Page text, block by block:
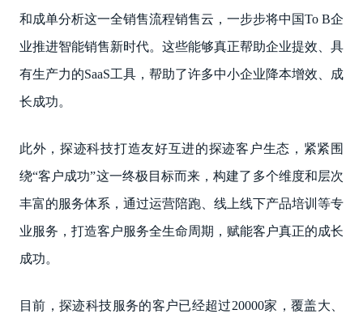
和成单分析这一全销售流程销售云，一步步将中国To B企
业推进智能销售新时代。这些能够真正帮助企业提效、具
有生产力的SaaS工具，帮助了许多中小企业降本增效、成
长成功。
此外，探迹科技打造友好互进的探迹客户生态，紧紧围
绕“客户成功”这一终极目标而来，构建了多个维度和层次
丰富的服务体系，通过运营陪跑、线上线下产品培训等专
业服务，打造客户服务全生命周期，赋能客户真正的成长
成功。
目前，探迹科技服务的客户已经超过20000家，覆盖大、